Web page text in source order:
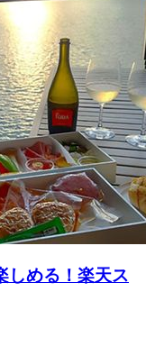
しめる！楽天ス